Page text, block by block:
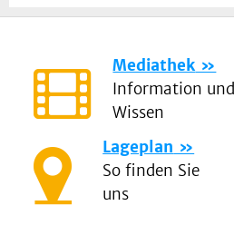
Mediathek
Information und
Wissen
Lageplan
So finden Sie
uns